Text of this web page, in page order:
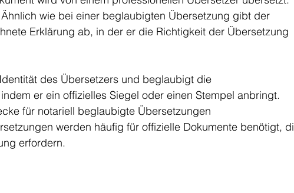
wie bei einer beglaubigten Übersetzung gibt der
Erklärung ab, in der er die Richtigkeit der Übersetzung
des Übersetzers und beglaubigt die
er ein offizielles Siegel oder einen Stempel anbringt.
für notariell beglaubigte Übersetzungen
werden häufig für offizielle Dokumente benötigt,
erfordern.